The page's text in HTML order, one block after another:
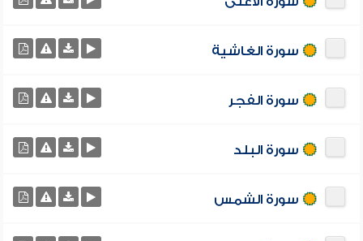
سورة الغاشية
سورة الفجر
سورة البلد
سورة الشمس